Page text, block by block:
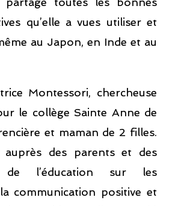
qu’elle a vues utiliser et
au Japon, en Inde et au
Montessori, chercheuse
le collège Sainte Anne de
et maman de 2 filles.
auprès des parents et des
de l’éducation sur les
communication positive et